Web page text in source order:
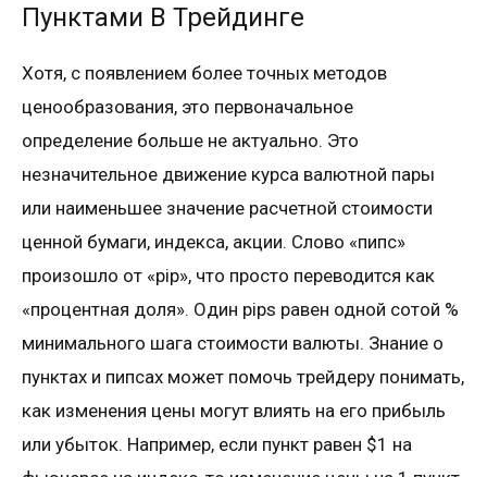
Пунктами В Трейдинге
Хотя, с появлением более точных методов
ценообразования, это первоначальное
определение больше не актуально. Это
незначительное движение курса валютной пары
или наименьшее значение расчетной стоимости
ценной бумаги, индекса, акции. Слово «пипс»
произошло от «pip», что просто переводится как
«процентная доля». Один pips равен одной сотой %
минимального шага стоимости валюты. Знание о
пунктах и пипсах может помочь трейдеру понимать,
как изменения цены могут влиять на его прибыль
или убыток. Например, если пункт равен $1 на